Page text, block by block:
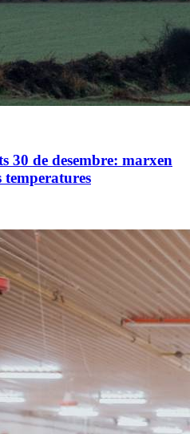
30 de desembre: marxen
temperatures